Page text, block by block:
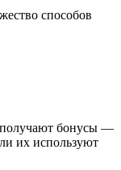
способов
получают бонусы —
их используют